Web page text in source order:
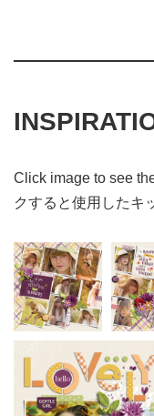
Click image to see
クすると使用したキ